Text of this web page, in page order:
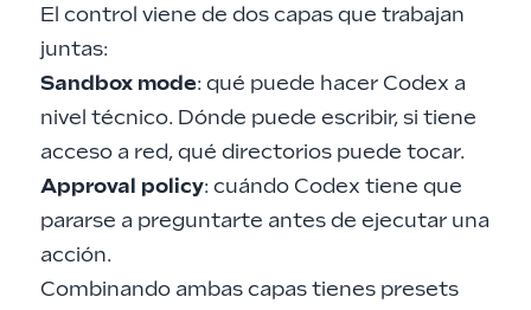
El control viene de dos capas que trabajan
juntas:
Sandbox mode: qué puede hacer Codex a
nivel técnico. Dónde puede escribir, si tiene
acceso a red, qué directorios puede tocar.
Approval policy: cuándo Codex tiene que
pararse a preguntarte antes de ejecutar una
acción.
Combinando ambas capas tienes presets